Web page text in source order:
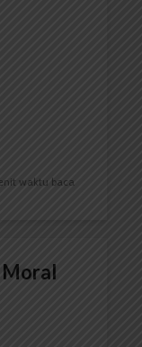
waktu baca
Moral